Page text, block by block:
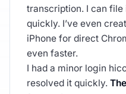
transcription. I can file
quickly. I’ve even
iPhone for direct
even faster.
I had a minor login
resolved it quickly.